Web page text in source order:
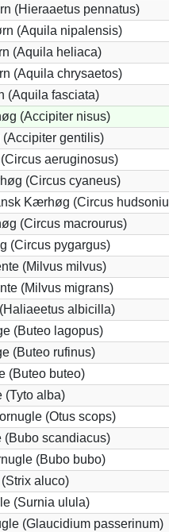
(Hieraaetus pennatus)
(Aquila nipalensis)
(Aquila heliaca)
(Aquila chrysaetos)
(Aquila fasciata)
(Accipiter nisus)
(Accipiter gentilis)
aeruginosus)
(Circus cyaneus)
Kærhøg (Circus
(Circus macrourus)
(Circus pygargus)
(Milvus milvus)
(Milvus migrans)
albicilla)
(Buteo lagopus)
(Buteo rufinus)
(Buteo buteo)
(Tyto alba)
(Otus scops)
(Bubo scandiacus)
(Bubo bubo)
aluco)
(Surnia ulula)
(Glaucidium passerinum)